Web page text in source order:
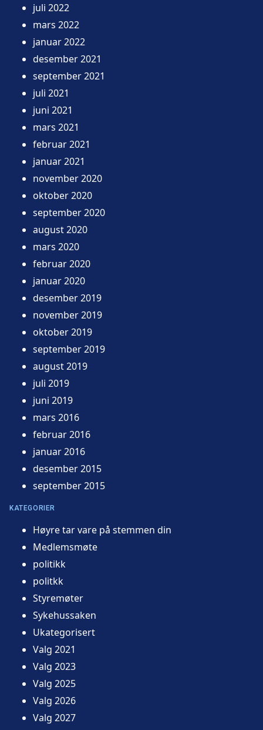
juli 2022
mars 2022
januar 2022
desember 2021
september 2021
juli 2021
juni 2021
mars 2021
februar 2021
januar 2021
november 2020
oktober 2020
september 2020
august 2020
mars 2020
februar 2020
januar 2020
desember 2019
november 2019
oktober 2019
september 2019
august 2019
juli 2019
juni 2019
mars 2016
februar 2016
januar 2016
desember 2015
september 2015
KATEGORIER
Høyre tar vare på stemmen din
Medlemsmøte
politikk
politkk
Styremøter
Sykehussaken
Ukategorisert
Valg 2021
Valg 2023
Valg 2025
Valg 2026
Valg 2027